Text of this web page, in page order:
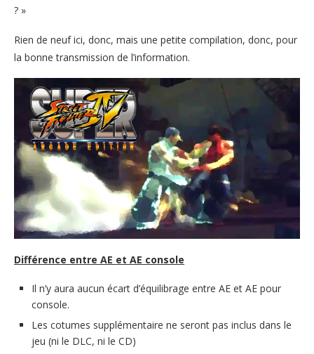
? »
Rien de neuf ici, donc, mais une petite compilation, donc, pour
la bonne transmission de l’information.
Différence entre AE et AE console
Il n’y aura aucun écart d’équilibrage entre AE et AE pour
console.
Les cotumes supplémentaire ne seront pas inclus dans le
jeu (ni le DLC, ni le CD)